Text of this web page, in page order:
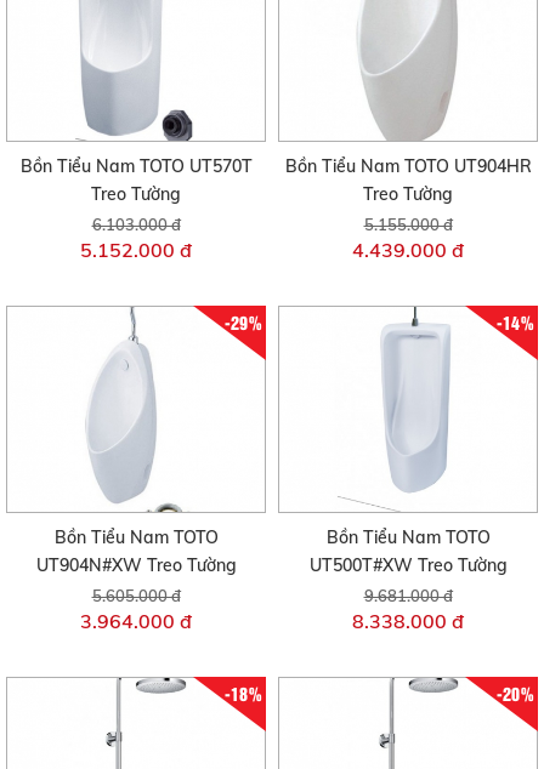
Bồn Tiểu Nam TOTO UT570T
Treo Tường
6.103.000 đ
5.152.000 đ
Bồn Tiểu Nam TOTO UT904HR
Treo Tường
5.155.000 đ
4.439.000 đ
-29%
Bồn Tiểu Nam TOTO
UT904N#XW Treo Tường
5.605.000 đ
3.964.000 đ
-14%
Bồn Tiểu Nam TOTO
UT500T#XW Treo Tường
9.681.000 đ
8.338.000 đ
-18% -20%